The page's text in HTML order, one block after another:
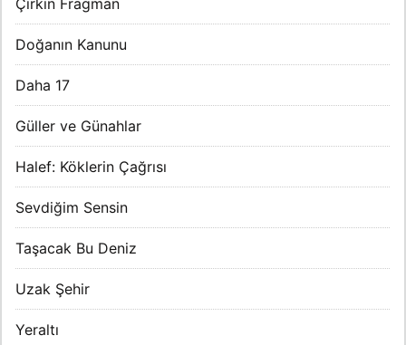
Doğanın Kanunu
Daha 17
Güller ve Günahlar
Halef: Köklerin Çağrısı
Sevdiğim Sensin
Taşacak Bu Deniz
Uzak Şehir
Yeraltı